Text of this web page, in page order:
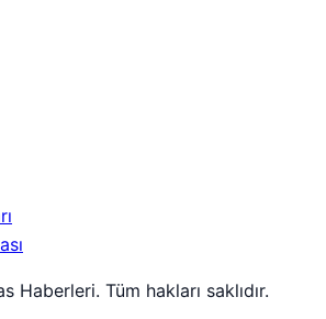
Tüm hakları saklıdır.